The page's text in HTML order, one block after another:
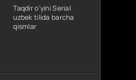
Taqdir o'yini Serial
uzbek tilida barcha
qismlar